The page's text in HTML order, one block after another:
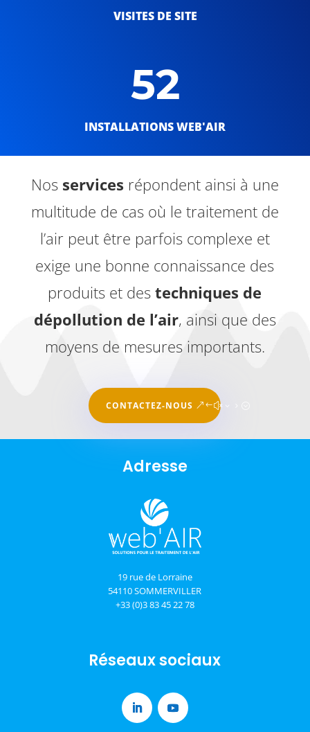
VISITES DE SITE
52
INSTALLATIONS WEB'AIR
Nos services répondent ainsi à une
multitude de cas où le traitement de
l’air peut être parfois complexe et
exige une bonne connaissance des
produits et destechniques de
dépollution de l’air, ainsi que des
moyens de mesures importants.
CONTACTEZ-NOUS
Adresse
19 rue de Lorraine
54110 SOMMERVILLER
+33 (0)3 83 45 22 78
Réseaux sociaux